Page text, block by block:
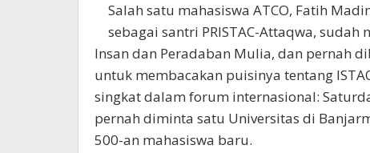
Salah satu mahasiswa ATCO, Fatih
sebagai santri PRISTAC-Attaqwa,
Insan dan Peradaban Mulia, dan pernah
untuk membacakan puisinya tentang
singkat dalam forum internasional:
pernah diminta satu Universitas di
500-an mahasiswa baru.